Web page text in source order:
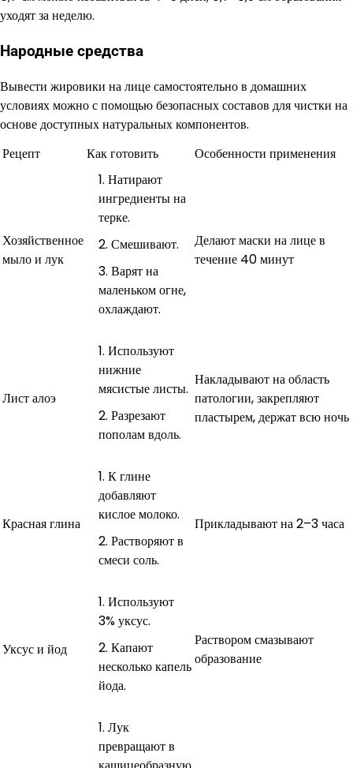
уходят за неделю.
Народные средства
Вывести жировики на лице самостоятельно в домашних
условиях можно с помощью безопасных составов для чистки на
основе доступных натуральных компонентов.
Рецепт
Как готовить Особенности применения
Хозяйственное
мыло и лук
Натирают
ингредиенты на
терке.
Смешивают.
Варят на
маленьком огне,
охлаждают.
Делают маски на лице в
течение 40 минут
Лист алоэ
Используют
нижние
мясистые листы.
Разрезают
пополам вдоль.
Накладывают на область
патологии, закрепляют
пластырем, держат всю ночь
Красная глина
К глине
добавляют
кислое молоко.
Растворяют в
смеси соль.
Прикладывают на 2–3 часа
Уксус и йод
Используют
3% уксус.
Капают
несколько капель
йода.
Раствором смазывают
образование
Лук
превращают в